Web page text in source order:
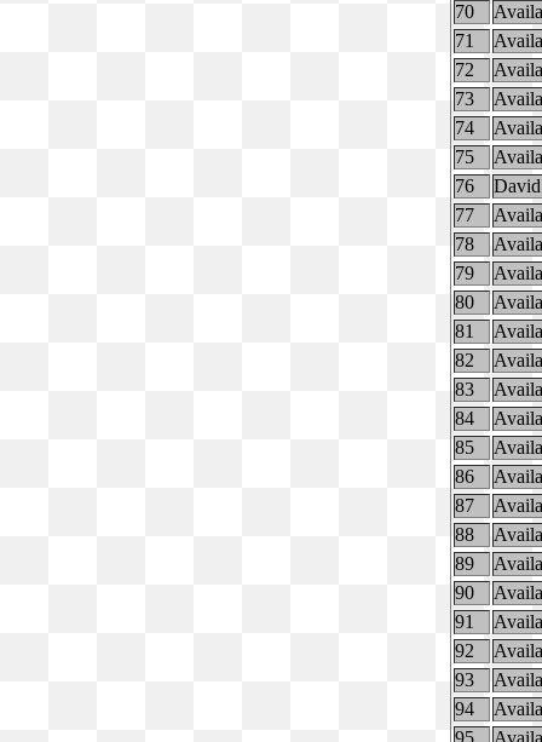
70
71
72
73
74
75
76
77
78
79
80
81
82
83
84
85
86
87
88
89
90
91
92
93
94
95